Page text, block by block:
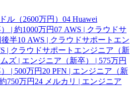
ル（2600万円） 04 Huawei
| 約1000万円07 AWS | クラウドサ
後半10 AWS | クラウドサポートエン
| クラウドサポートエンジニア（新
ズ | エンジニア（新卒） | 575万円
| 500万円 20 PFN | エンジニア（新
750万円 24 メルカリ | エンジニア